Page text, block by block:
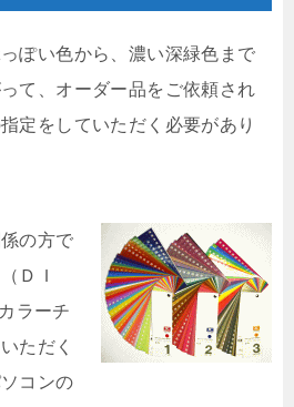
ぽい色から、濃い深緑色まで
て、オーダー品をご依頼され
定をしていただく必要があり
の方で
ＤＩ
ラーチ
ただく
コンの